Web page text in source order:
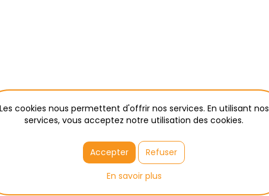
Les cookies nous permettent d'offrir nos services. En utilisant nos
services, vous acceptez notre utilisation des cookies.
Accepter
Refuser
En savoir plus